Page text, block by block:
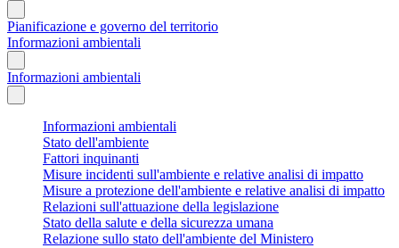
Pianificazione e governo del territorio
Informazioni ambientali
Informazioni ambientali
Informazioni ambientali
Stato dell'ambiente
Fattori inquinanti
Misure incidenti sull'ambiente e relative analisi di impatto
Misure a protezione dell'ambiente e relative analisi di impatto
Relazioni sull'attuazione della legislazione
Stato della salute e della sicurezza umana
Relazione sullo stato dell'ambiente del Ministero